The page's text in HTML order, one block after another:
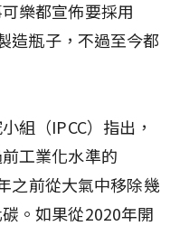
樂都宣佈要採用
造瓶子，不過至今都
組（IPCC）指出，
工業化水準的
之前從大氣中移除幾
。如果從2020年開